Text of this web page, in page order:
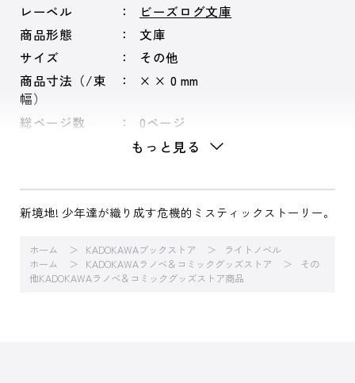
レーベル
ビーズログ文庫
商品形態
文庫
サイズ
その他
商品寸法（/束
幅）
× × 0 mm
総ページ数 0ページ
もっと見る
新境地! 少年達が織り成す危機的ミスティックストーリー。
ホーム KADOKAWAブックストア
ライトノベル
ホーム
KADOKAWAラノベ＆コミックグッズストア
その
他KADOKAWAラノベ＆コミックグッズストア商品